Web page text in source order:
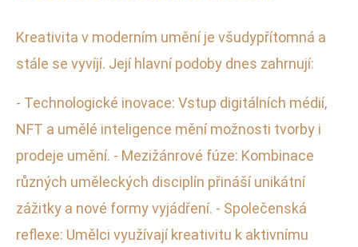
Kreativita v moderním umění je všudypřítomná a
stále se vyvíjí. Její hlavní podoby dnes zahrnují:
- Technologické inovace: Vstup digitálních médií,
NFT a umělé inteligence mění možnosti tvorby i
prodeje umění. - Mezižánrové fúze: Kombinace
různých uměleckých disciplín přináší unikátní
zážitky a nové formy vyjádření. - Společenská
reflexe: Umělci využívají kreativitu k aktivnímu